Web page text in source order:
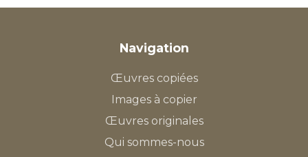
Navigation
Œuvres copiées
Images à copier
Œuvres originales
Qui sommes-nous